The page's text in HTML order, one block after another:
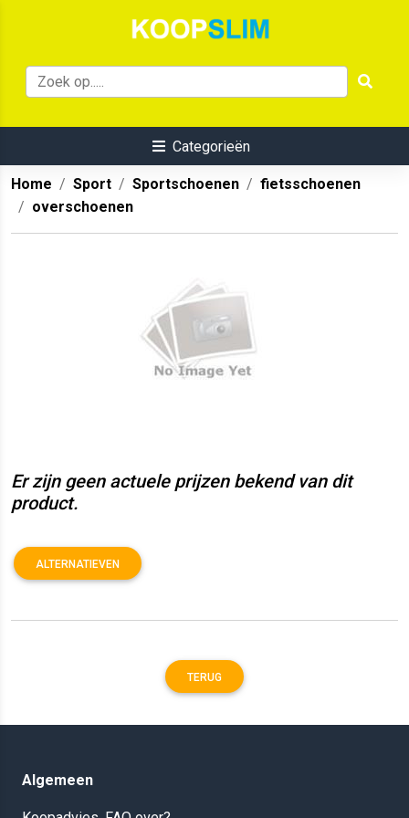
Categorieën
Home Sport Sportschoenen
fietsschoenen
overschoenen
Er zijn geen actuele prijzen bekend van dit
product.
ALTERNATIEVEN
TERUG
Algemeen